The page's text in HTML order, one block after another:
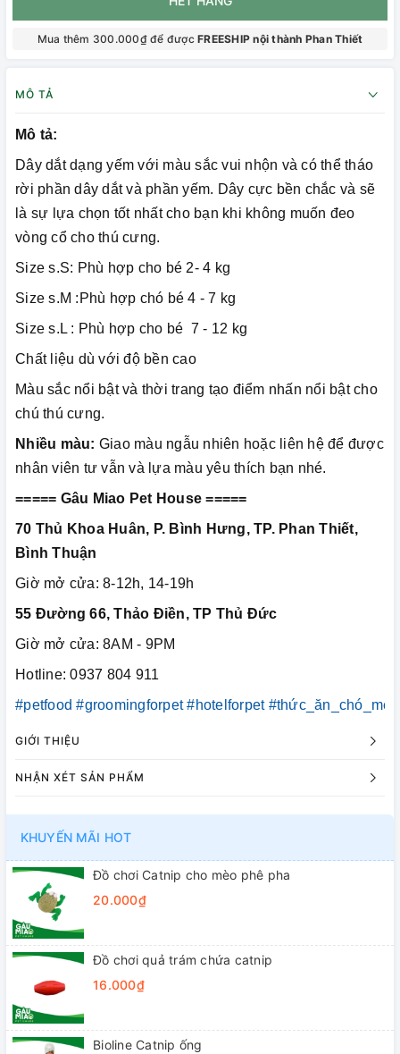
Mua thêm 300.000₫ để đượcFREESHIP nội thành Phan Thiết
MÔ TẢ
Mô tả:
Dây dắt dạng yếm với màu sắc vui nhộn và có thể tháo
rời phần dây dắt và phần yếm. Dây cực bền chắc và sẽ
là sự lựa chọn tốt nhất cho bạn khi không muốn đeo
vòng cổ cho thú cưng.
Size s.S: Phù hợp cho bé 2- 4 kg
Size s.M :Phù hợp chó bé 4 - 7 kg
Size s.L : Phù hợp cho bé 7 - 12 kg
Chất liệu dù với độ bền cao
Màu sắc nổi bật và thời trang tạo điểm nhấn nổi bật cho
chú thú cưng.
Nhiều màu: Giao màu ngẫu nhiên hoặc liên hệ để được
nhân viên tư vẫn và lựa màu yêu thích bạn nhé.
===== Gâu Miao Pet House =====
70 Thủ Khoa Huân, P. Bình Hưng, TP. Phan Thiết,
Bình Thuận
Giờ mở cửa: 8-12h, 14-19h
55 Đường 66, Thảo Điền, TP Thủ Đức
Giờ mở cửa: 8AM - 9PM
Hotline: 0937 804 911
#petfood #groomingforpet #hotelforpet #thức_ăn_chó_mèo
GIỚI THIỆU
NHẬN XÉT SẢN PHẨM
KHUYẾN MÃI HOT
Đồ chơi Catnip cho mèo phê pha
20.000₫
Đồ chơi quả trám chứa catnip
16.000₫
Bioline Catnip ống